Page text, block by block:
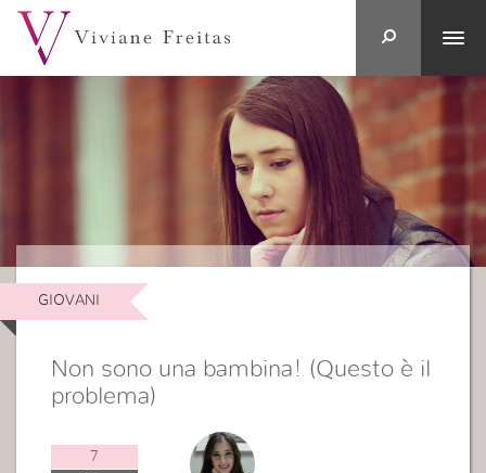
GIOVANI
Non sono una bambina! (Questo è il
problema)
7